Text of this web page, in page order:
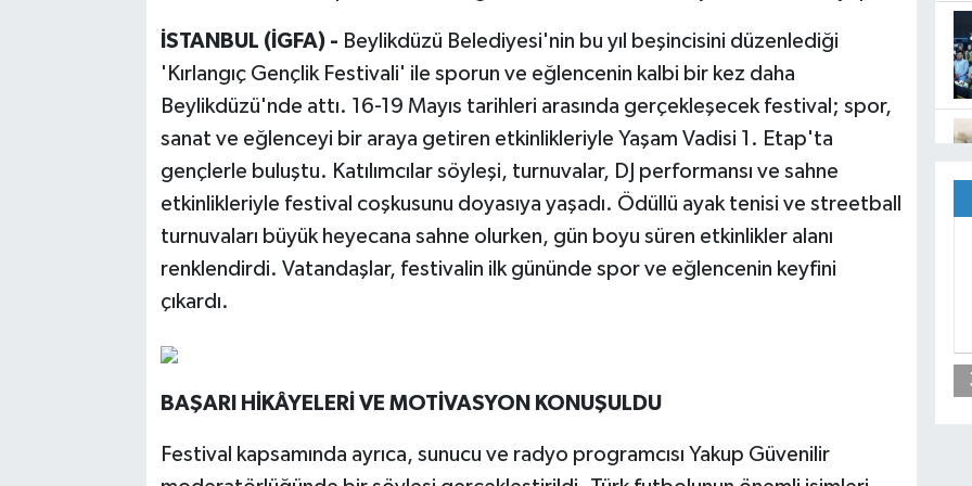
İSTANBUL (İGFA) - Beylikdüzü Belediyesi'nin bu yıl beşincisini düzenlediği
'Kırlangıç Gençlik Festivali' ile sporun ve eğlencenin kalbi bir kez daha
Beylikdüzü'nde attı. 16-19 Mayıs tarihleri arasında gerçekleşecek festival; spor,
sanat ve eğlenceyi bir araya getiren etkinlikleriyle Yaşam Vadisi 1. Etap'ta
gençlerle buluştu. Katılımcılar söyleşi, turnuvalar, DJ performansı ve sahne
etkinlikleriyle festival coşkusunu doyasıya yaşadı. Ödüllü ayak tenisi ve streetball
turnuvaları büyük heyecana sahne olurken, gün boyu süren etkinlikler alanı
renklendirdi. Vatandaşlar, festivalin ilk gününde spor ve eğlencenin keyfini
çıkardı.
BAŞARI HİKÂYELERİ VE MOTİVASYON KONUŞULDU
Festival kapsamında ayrıca, sunucu ve radyo programcısı Yakup Güvenilir